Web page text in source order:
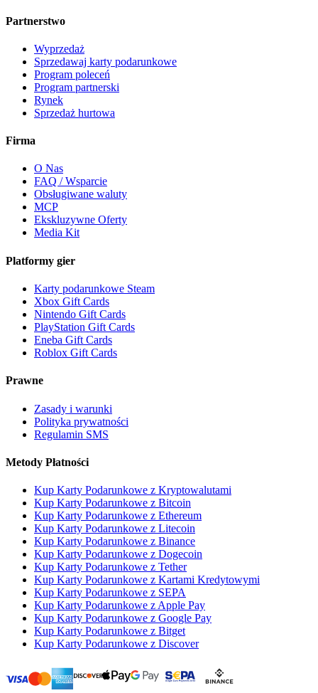
Partnerstwo
Wyprzedaż
Sprzedawaj karty podarunkowe
Program poleceń
Program partnerski
Rynek
Sprzedaż hurtowa
Firma
O Nas
FAQ / Wsparcie
Obsługiwane waluty
MCP
Ekskluzywne Oferty
Media Kit
Platformy gier
Karty podarunkowe Steam
Xbox Gift Cards
Nintendo Gift Cards
PlayStation Gift Cards
Eneba Gift Cards
Roblox Gift Cards
Prawne
Zasady i warunki
Polityka prywatności
Regulamin SMS
Metody Płatności
Kup Karty Podarunkowe z Kryptowalutami
Kup Karty Podarunkowe z Bitcoin
Kup Karty Podarunkowe z Ethereum
Kup Karty Podarunkowe z Litecoin
Kup Karty Podarunkowe z Binance
Kup Karty Podarunkowe z Dogecoin
Kup Karty Podarunkowe z Tether
Kup Karty Podarunkowe z Kartami Kredytowymi
Kup Karty Podarunkowe z SEPA
Kup Karty Podarunkowe z Apple Pay
Kup Karty Podarunkowe z Google Pay
Kup Karty Podarunkowe z Bitget
Kup Karty Podarunkowe z Discover